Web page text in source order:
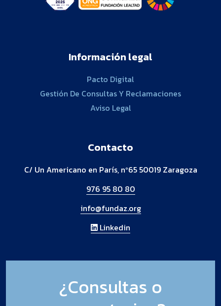
Información legal
Pacto Digital
Gestión De Consultas Y Reclamaciones
Aviso Legal
Contacto
C/ Un Americano en París, nº65 50019 Zaragoza
976 95 80 80
info@fundaz.org
Linkedin
¿Consultas o